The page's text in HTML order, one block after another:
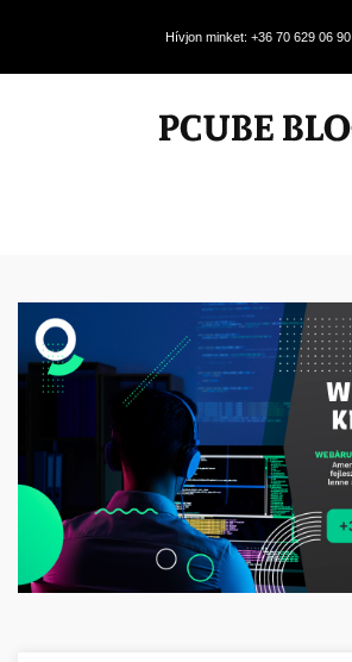
Hívjon minket: +36 70 629 06 90